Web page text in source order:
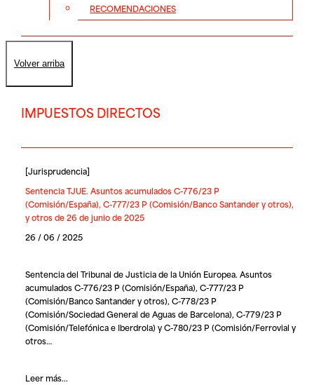
RECOMENDACIONES
Volver arriba
IMPUESTOS DIRECTOS
[Jurisprudencia]
Sentencia TJUE. Asuntos acumulados C-776/23 P
(Comisión/España), C-777/23 P (Comisión/Banco Santander y otros),
y otros de 26 de junio de 2025
26 / 06 / 2025
Sentencia del Tribunal de Justicia de la Unión Europea. Asuntos
acumulados C-776/23 P (Comisión/España), C-777/23 P
(Comisión/Banco Santander y otros), C-778/23 P
(Comisión/Sociedad General de Aguas de Barcelona), C-779/23 P
(Comisión/Telefónica e Iberdrola) y C-780/23 P (Comisión/Ferrovial y
otros…
Leer más...